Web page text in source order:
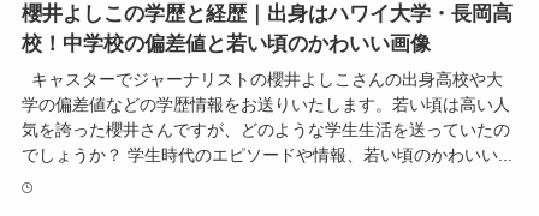
櫻井よしこの学歴と経歴｜出身はハワイ大学・長岡高
校！中学校の偏差値と若い頃のかわいい画像
キャスターでジャーナリストの櫻井よしこさんの出身高校や大
学の偏差値などの学歴情報をお送りいたします。若い頃は高い人
気を誇った櫻井さんですが、どのような学生生活を送っていたの
でしょうか？ 学生時代のエピソードや情報、若い頃のかわいい...